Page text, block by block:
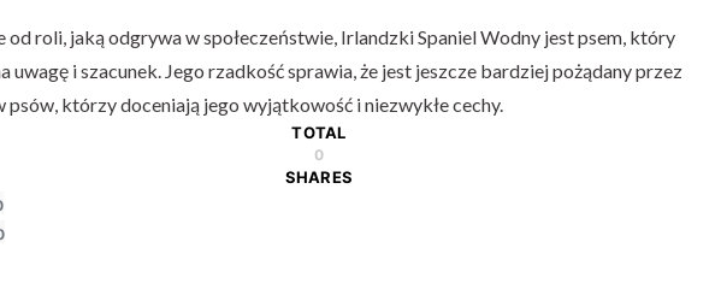
od roli, jaką odgrywa w społeczeństwie, Irlandzki Spaniel Wodny jest psem, który
uwagę i szacunek. Jego rzadkość sprawia, że ​​jest jeszcze bardziej pożądany przez
psów, którzy doceniają jego wyjątkowość i niezwykłe cechy.
TOTAL
0
SHARES